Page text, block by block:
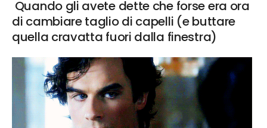
Quando gli avete dette che forse era ora
di cambiare taglio di capelli (e buttare
quella cravatta fuori dalla finestra)